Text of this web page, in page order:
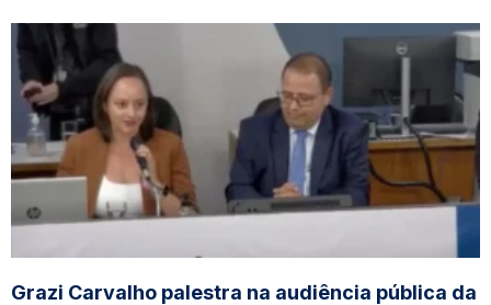
Grazi Carvalho palestra na audiência pública da